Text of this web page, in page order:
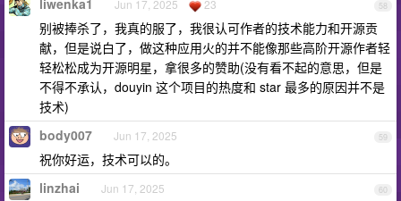
58
Jun 17, 2025 23
别被捧杀了，我真的服了，我很认可作者的技术能力和开源贡
献，但是说白了，做这种应用火的并不能像那些高阶开源作者轻
轻松松成为开源明星，拿很多的赞助(没有看不起的意思，但是
不得不承认，douyin 这个项目的热度和 star 最多的原因并不是
技术)
59
body007 Jun 17, 2025
祝你好运，技术可以的。
60
linzhai Jun 17, 2025